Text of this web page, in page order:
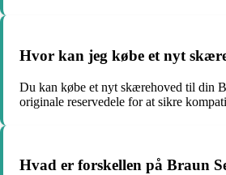
Hvor kan jeg købe et nyt
Du kan købe et nyt skærehoved til din
originale reservedele for at sikre
Hvad er forskellen på Braun